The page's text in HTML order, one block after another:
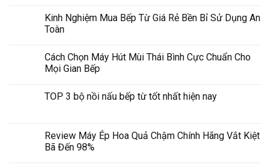
Kinh Nghiệm Mua Bếp Từ Giá Rẻ Bền Bỉ Sử Dụng An
Toàn
Cách Chọn Máy Hút Mùi Thái Bình Cực Chuẩn Cho
Mọi Gian Bếp
TOP 3 bộ nồi nấu bếp từ tốt nhất hiện nay
Review Máy Ép Hoa Quả Chậm Chính Hãng Vắt Kiệt
Bã Đến 98%